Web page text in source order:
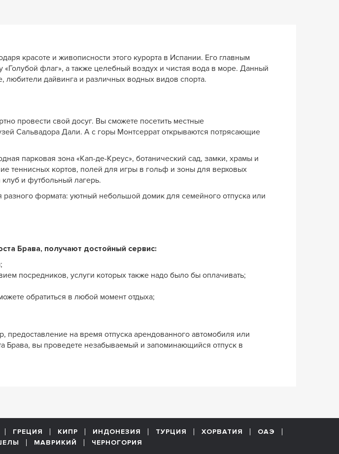
красоте и живописности этого курорта в Испании. Его главным
флаг», а также целебный воздух и чистая вода в море. Данный
любители дайвинга и различных водных видов спорта.
провести свой досуг. Вы сможете посетить местные
Сальвадора Дали. А с горы Монтсеррат открываются потрясающие
парковая зона «Кап-де-Креус», ботанический сад, замки, храмы и
теннисных кортов, полей для игры в гольф и зоны для верховых
и футбольный лагерь.
формата: уютный небольшой домик для семейного отпуска или
Брава, получают достойный сервис:
посредников, услуги которых также надо было бы оплачивать;
обратиться в любой момент отдыха;
на время отпуска арендованного автомобиля или
Брава, вы проведете незабываемый и запоминающийся отпуск в
ГРЕЦИЯ КИПР ИНДОНЕЗИЯ ТУРЦИЯ ХОРВАТИЯ
ОАЭ
МАВРИКИЙ ЧЕРНОГОРИЯ